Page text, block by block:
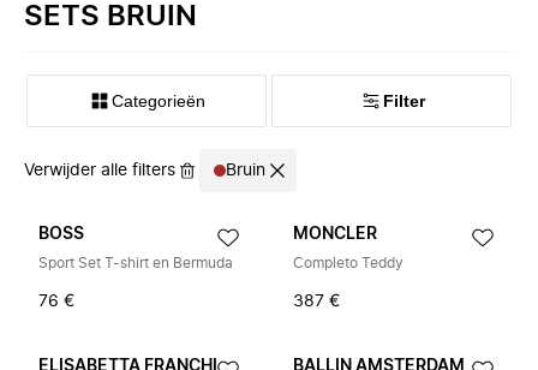
SETS BRUIN
Categorieën Filter
Verwijder alle filters Bruin
BOSS
Sport Set T-shirt en Bermuda
76 €
MONCLER
Completo Teddy
387 €
ELISABETTA FRANCHI BALLIN AMSTERDAM